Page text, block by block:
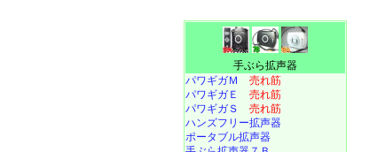
手ぶら拡声器
パワギガＭ 売れ筋
パワギガＥ 売れ筋
パワギガＳ 売れ筋
ハンズフリー拡声器
ポータブル拡声器